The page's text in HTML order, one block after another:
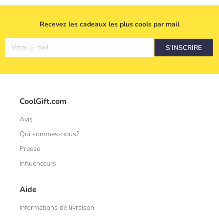
Recevez les cadeaux les plus cools par mail
Votre E-mail S'INSCRIRE
CoolGift.com
Avis
Qui sommes-nous?
Presse
Influenceurs
Aide
Informations de livraison